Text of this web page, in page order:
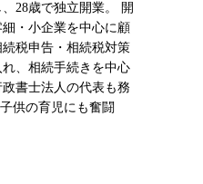
28歳で独立開業。 開
・小企業を中心に顧
税申告・相続税対策
、相続手続きを中心
書士法人の代表も務
供の育児にも奮闘